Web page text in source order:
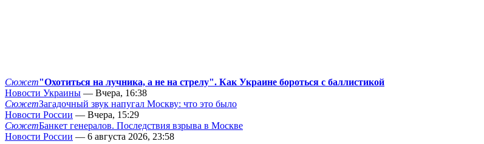
Сюжет"Охотиться на лучника, а не на стрелу". Как Украине бороться с баллистикой
Новости Украины — Вчера, 16:38
СюжетЗагадочный звук напугал Москву: что это было
Новости России — Вчера, 15:29
СюжетБанкет генералов. Последствия взрыва в Москве
Новости России — 6 августа 2026, 23:58